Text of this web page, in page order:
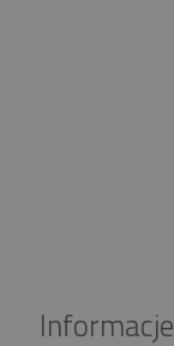
Informacje